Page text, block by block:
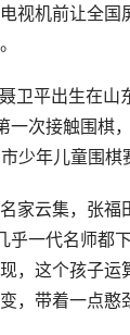
视机前让全
卫平出生在山
一次接触围棋
少年儿童围棋
家云集，张福
一代名师都
，这个孩子
，带着一点憨